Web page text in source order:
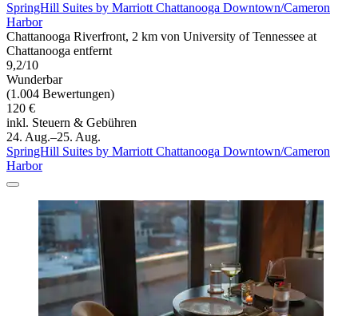
SpringHill Suites by Marriott Chattanooga Downtown/Cameron
Harbor
Chattanooga Riverfront, 2 km von University of Tennessee at
Chattanooga entfernt
9,2/10
Wunderbar
(1.004 Bewertungen)
120 €
inkl. Steuern & Gebühren
24. Aug.–25. Aug.
SpringHill Suites by Marriott Chattanooga Downtown/Cameron
Harbor